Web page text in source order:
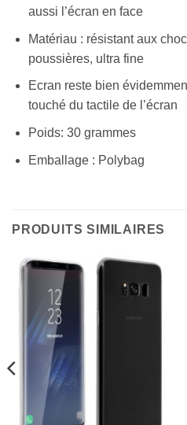
aussi l’écran en face
Matériau : résistant aux
poussières, ultra fine
Ecran reste bien
touché du tactile de l’écran
Poids: 30 grammes
Emballage : Polybag
PRODUITS SIMILAIRES